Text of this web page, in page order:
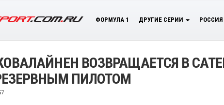
ФОРМУЛА 1 ДРУГИЕ СЕРИИ РОССИЯ
ВОЗВРАЩАЕТСЯ В
ПИЛОТОМ